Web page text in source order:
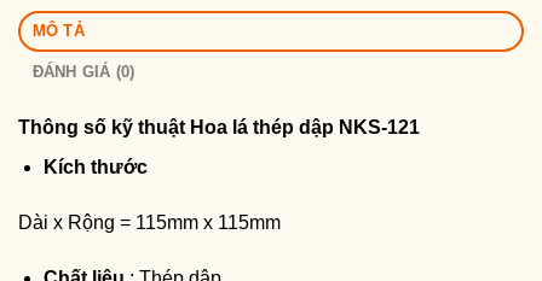
MÔ TẢ
ĐÁNH GIÁ (0)
Thông số kỹ thuật Hoa lá thép dập NKS-121
Kích thước
Dài x Rộng = 115mm x 115mm